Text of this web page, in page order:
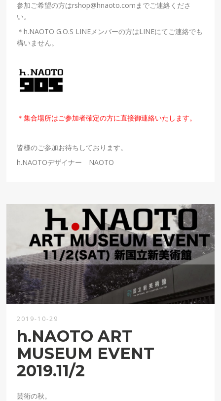
参加ご希望の方はrshop@hnaoto.comまでご連絡くださ
い。
＊h.NAOTO G.O.S LINEメンバーの方はLINEにてご連絡でも
構いません。
＊集合場所はご参加者確定の方に直接御連絡いたします。
皆様のご参加お待ちしております。
h.NAOTOデザイナー NAOTO
2019-10-29
h.NAOTO ART
MUSEUM EVENT
2019.11/2
芸術の秋。